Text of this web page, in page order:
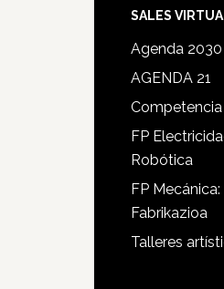
SALES
Agenda 2030
AGENDA 21
FP
Robótica
FP Mecánica:
Fabrikazioa
Talleres